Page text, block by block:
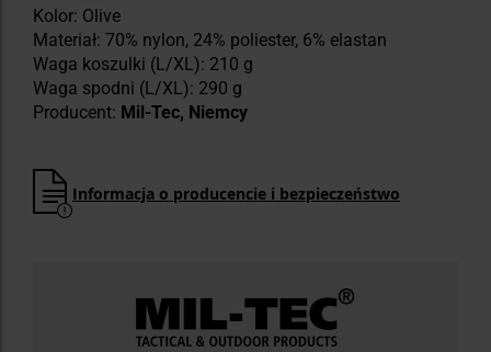
Kolor: Olive
Materiał: 70% nylon, 24% poliester, 6% elastan
Waga koszulki (L/XL): 210 g
Waga spodni (L/XL): 290 g
Producent: Mil-Tec, Niemcy
Informacja o producencie i bezpieczeństwo